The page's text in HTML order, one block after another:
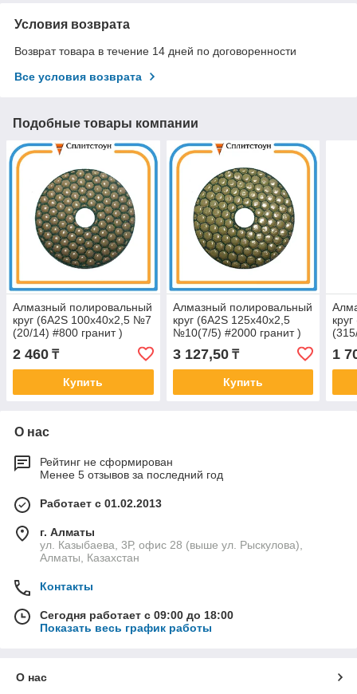
Условия возврата
Возврат товара в течение 14 дней по договоренности
Все условия возврата
Подобные товары компании
Алмазный полировальный
круг (6A2S 100x40x2,5 №7
(20/14) #800 гранит )
Professional
2 460 ₸
Купить
Алмазный полировальный
круг (6A2S 125x40x2,5
№10(7/5) #2000 гранит )
Professional
3 127,50₸
Купить
1
О нас
Рейтинг не сформирован
Менее 5 отзывов за последний год
Работает с 01.02.2013
г. Алматы
ул. Казыбаева, 3Р, офис 28 (выше ул. Рыскулова),
Алматы, Казахстан
Контакты
Сегодня работает с 09:00 до 18:00
Показать весь график работы
О нас